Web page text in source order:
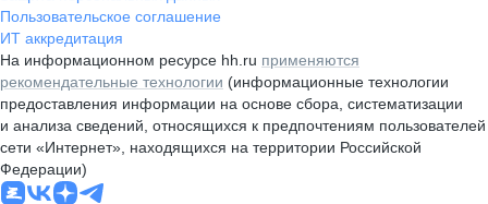
Пользовательское соглашение
ИТ аккредитация
На информационном ресурсе hh.ru применяются
рекомендательные технологии (информационные технологии
предоставления информации на основе сбора, систематизации
и анализа сведений, относящихся к предпочтениям пользователей
сети «Интернет», находящихся на территории Российской
Федерации)